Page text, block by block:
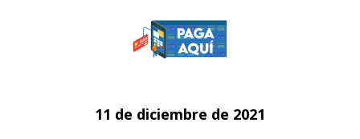
11 de diciembre de 2021